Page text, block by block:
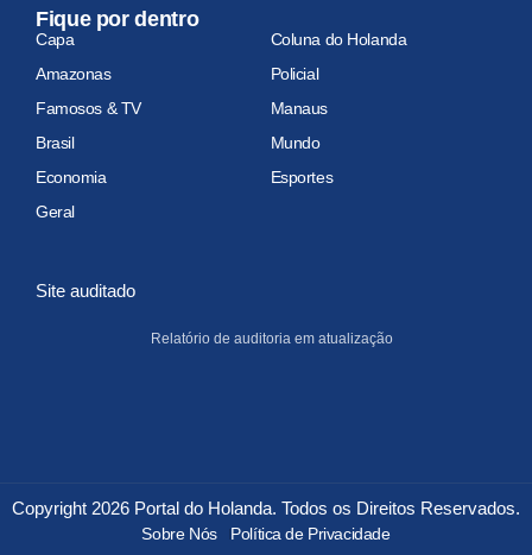
Fique por dentro
Capa
Coluna do Holanda
Amazonas
Policial
Famosos & TV
Manaus
Brasil
Mundo
Economia
Esportes
Geral
Site auditado
Relatório de auditoria em atualização
Copyright 2026 Portal do Holanda. Todos os Direitos Reservados.
Sobre Nós Política de Privacidade